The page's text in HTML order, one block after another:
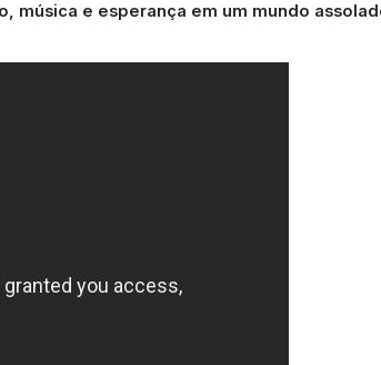
música e esperança em um mundo